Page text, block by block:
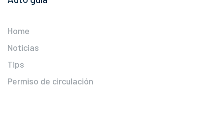
Home
Noticias
Tips
Permiso de circulación